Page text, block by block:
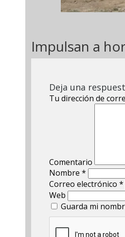
Impulsan a
Deja una
Tu dirección de
Comentario
Nombre *
Correo electrónico *
Web
Guarda mi